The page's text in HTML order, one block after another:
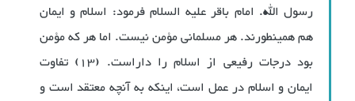
رسول الله. امام باقر علیه السلام فرمود: اسلام و ایمان
هم همینطورند. هر مسلمانی مؤمن نیست. اما هر که مؤمن
بود درجات رفیعی از اسلام را داراست. (13) تفاوت
ایمان و اسلام در عمل است، اینکه به آنچه معتقد است و